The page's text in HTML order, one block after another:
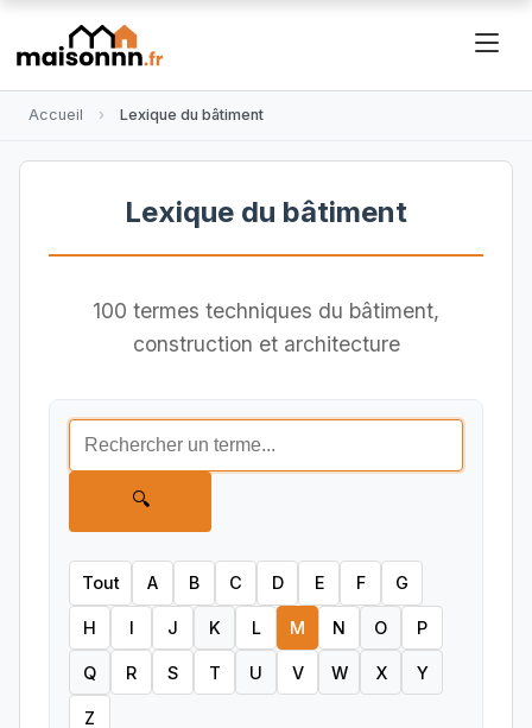
Accueil Lexique du bâtiment
Lexique du bâtiment
100 termes techniques du bâtiment,
construction et architecture
🔍
Tout A B C D E F G
H I J K L M N O P
Q R S T U V W X Y
Z